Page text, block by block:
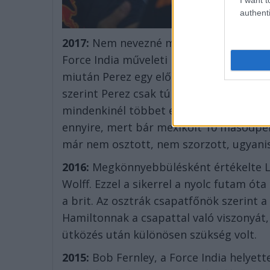
2017: Nem nevezné meggondolatlan
Force India műveleti igazgatója. A
miután Perez egy előzési kísérlet
szerint Perez csak túl nagy tempót
mindenkinél többet előzött a
ennyire, mert bár mexikóit 10
már nem osztott, nem szorzott,
2016: Megkönnyebbülésként értékelte
Wolff. Ezzel a sikerrel a nyolc futam
a brit. Az osztrák csapatfőnök szerint
Hamiltonnak a csapattal való
ütközés után különösen szükség volt.
2015: Bob Fernley, a Force India